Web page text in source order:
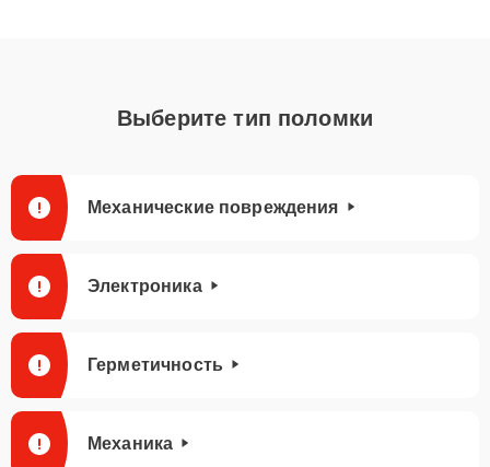
Выберите тип поломки
Механические повреждения
Электроника
Герметичность
Механика